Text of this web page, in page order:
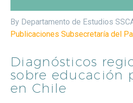
By Departamento de Estudios
Publicaciones Subsecretaría del
Diagnósticos
sobre educación
en Chile